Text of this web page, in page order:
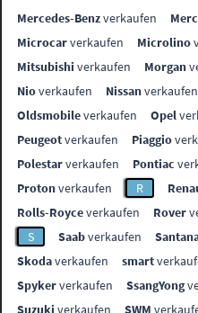
Mercedes-Benzverkaufen
Microcarverkaufen Microlino
Mitsubishi verkaufen Morgan
Nioverkaufen Nissanverkaufen
Oldsmobileverkaufen Opel
Peugeotverkaufen Piaggio
Polestarverkaufen Pontiac
Protonverkaufen R
Rolls-Royceverkaufen Rover
S
Saabverkaufen
Skodaverkaufen smart
Spykerverkaufen SsangYong
Suzuki verkaufen SWM